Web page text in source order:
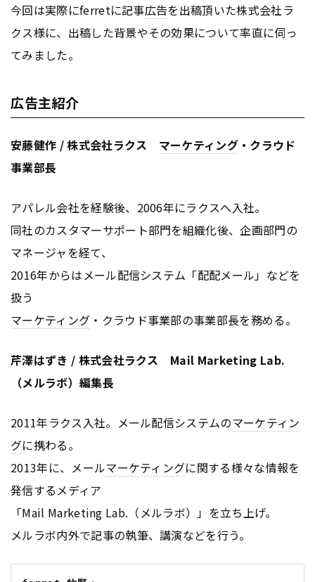
今回は実際にferretに記事広告を出稿頂いた株式会社ラ
クス様に、出稿した背景やその効果について率直に伺っ
てみました。
広告主紹介
安藤健作 / 株式会社ラクス マーケティング ・クラウド
事業部長
アパレル会社を経験後、2006年にラクスへ入社。
同社のカスタマーサポート部門を組織化後、企画部門の
マネージャを経て、
2016年からはメール配信システム「配配メール」などを
扱う
マーケティング ・クラウド事業部の事業部長を務める。
芹澤はずき / 株式会社ラクス Mail Marketing Lab.
（メルラボ）編集長
2011年ラクス入社。メール配信システムのマーケティン
グに携わる。
2013年に、メールマーケティングに関する様々な情報を
発信するメディア
「Mail Marketing Lab.（メルラボ）」を立ち上げ。
メルラボ内外で記事の執筆、講演などを行う。